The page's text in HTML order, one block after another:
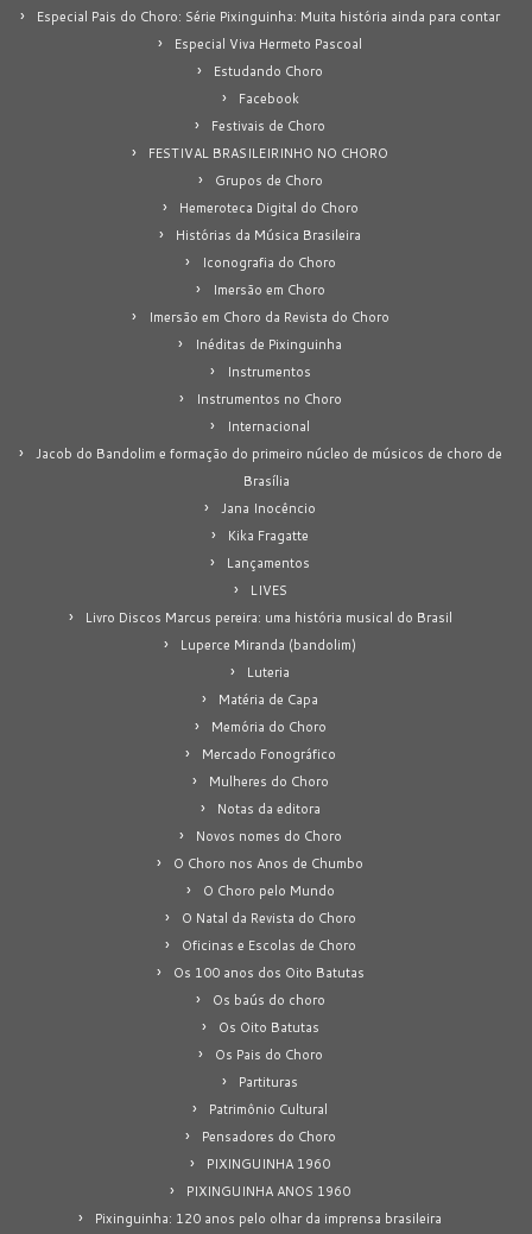
Especial Pais do Choro: Série Pixinguinha: Muita história ainda para contar
Especial Viva Hermeto Pascoal
Estudando Choro
Facebook
Festivais de Choro
FESTIVAL BRASILEIRINHO NO CHORO
Grupos de Choro
Hemeroteca Digital do Choro
Histórias da Música Brasileira
Iconografia do Choro
Imersão em Choro
Imersão em Choro da Revista do Choro
Inéditas de Pixinguinha
Instrumentos
Instrumentos no Choro
Internacional
Jacob do Bandolim e formação do primeiro núcleo de músicos de choro de
Brasília
Jana Inocêncio
Kika Fragatte
Lançamentos
LIVES
Livro Discos Marcus pereira: uma história musical do Brasil
Luperce Miranda (bandolim)
Luteria
Matéria de Capa
Memória do Choro
Mercado Fonográfico
Mulheres do Choro
Notas da editora
Novos nomes do Choro
O Choro nos Anos de Chumbo
O Choro pelo Mundo
O Natal da Revista do Choro
Oficinas e Escolas de Choro
Os 100 anos dos Oito Batutas
Os baús do choro
Os Oito Batutas
Os Pais do Choro
Partituras
Patrimônio Cultural
Pensadores do Choro
PIXINGUINHA 1960
PIXINGUINHA ANOS 1960
Pixinguinha: 120 anos pelo olhar da imprensa brasileira